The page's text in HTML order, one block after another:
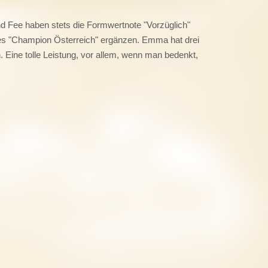
Fee haben stets die Formwertnote "Vorzüglich"
"Champion Österreich" ergänzen. Emma hat drei
tolle Leistung, vor allem, wenn man bedenkt,